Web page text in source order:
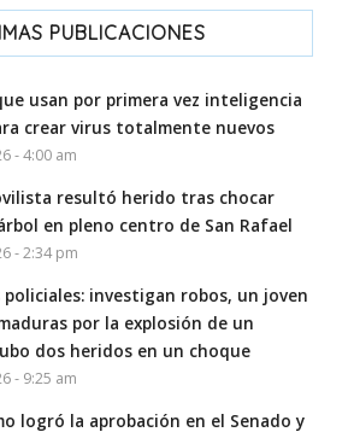
PUBLICACIONES
usan por primera vez inteligencia
crear virus totalmente nuevos
- 4:00 am
resultó herido tras chocar
en pleno centro de San Rafael
- 2:34 pm
policiales: investigan robos, un joven
por la explosión de un
dos heridos en un choque
- 9:25 am
logró la aprobación en el Senado y